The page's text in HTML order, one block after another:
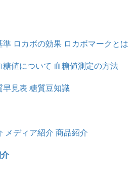
準 ロカボの効果 ロカボマークとは
糖値について 血糖値測定の方法
早見表 糖質豆知識
メディア紹介 商品紹介